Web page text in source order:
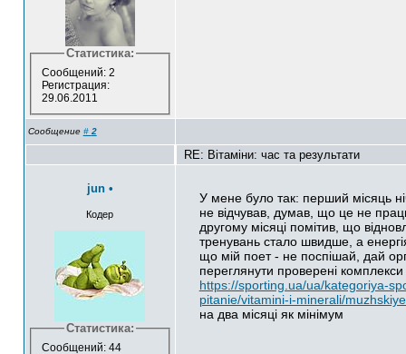
Статистика:
Сообщений: 2
Регистрация:
29.06.2011
Сообщение # 2
RE: Вітаміни: час та результати
jun •
Кодер
Статистика:
Сообщений: 44
У мене було так: перший місяць
не відчував, думав, що це не
другому місяці помітив, що
тренувань стало швидше, а
що мій поет - не поспішай, дай
переглянути проверені
https://sporting.ua/ua/kategoriya-
pitanie/vitamini-i-minerali/
на два місяці як мінімум